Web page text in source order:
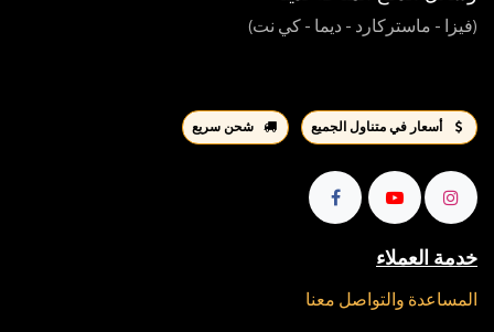
(فيزا - ماستركارد - ديما - كي نت)
أسعار في متناول الجميع شحن سريع
خدمة العملاء
المساعدة والتواصل معنا